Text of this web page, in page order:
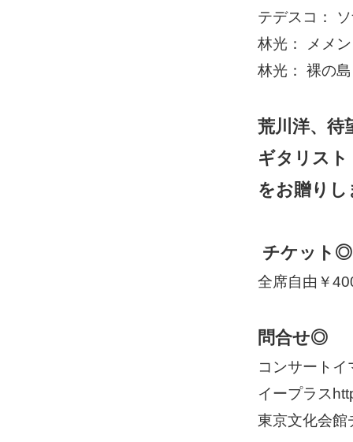
テデスコ：
林光： メメ
林光： 裸の島
荒川洋、待
ギタリス
をお贈りし
チケット◎
全席自由￥
問合せ◎
コンサート
イープラス
東京文化会